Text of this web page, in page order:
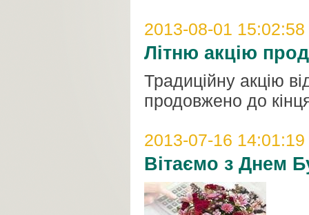
2013-08-01 15:02:58
Літню акцію
Традиційну акцію
продовжено до
2013-07-16 14:01:19
Вітаємо з Днем